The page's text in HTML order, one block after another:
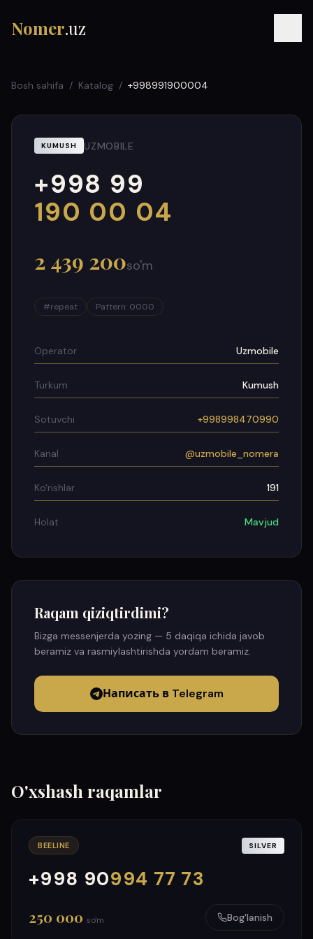
Nomer.uz
UZ УЗ
Bosh sahifa / Katalog / +998991900004
KUMUSH UZMOBILE
+998 99
190 00 04
000
999
2 439 200so'm
#repeat Pattern: 0000
Operator Uzmobile
Turkum Kumush
Sotuvchi +998998470990
Kanal @uzmobile_nomera
Ko'rishlar 191
Holat Mavjud
Raqam qiziqtirdimi?
Bizga messenjerda yozing — 5 daqiqa ichida javob
beramiz va rasmiylashtirishda yordam beramiz.
Написать в Telegram
O'xshash raqamlar
BEELINE SILVER
+998 90994 77 73
000
999
250 000 so'm Bog'lanish